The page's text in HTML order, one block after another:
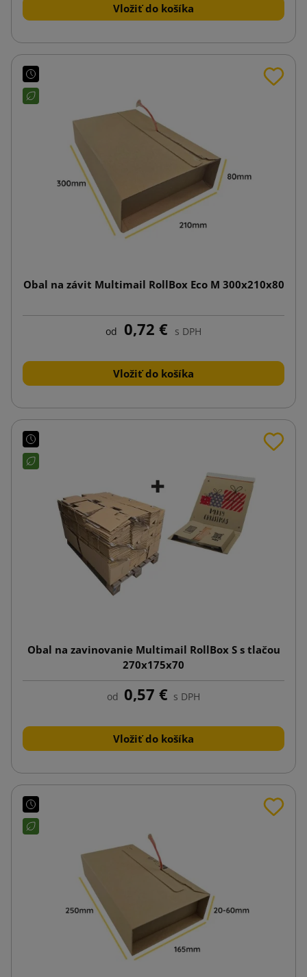
Vložiť do košíka
Obal na závit Multimail RollBox Eco M 300x210x80
od 0,72 € s DPH
Vložiť do košíka
Obal na zavinovanie Multimail RollBox S s tlačou
270x175x70
od 0,57 € s DPH
Vložiť do košíka